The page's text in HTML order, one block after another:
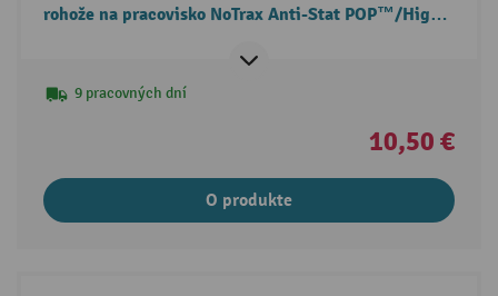
rohože na pracovisko NoTrax Anti-Stat POP™/High
9 pracovných dní
10,50 €
O produkte